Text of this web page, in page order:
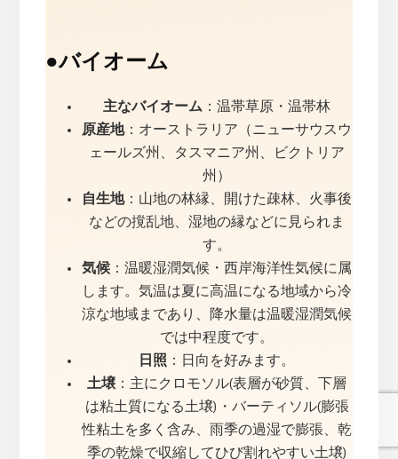
●バイオーム
主なバイオーム ：温帯草原・温帯林
原産地：オーストラリア（ニューサウスウ
ェールズ州、タスマニア州、ビクトリア
州）
自生地：山地の林縁、開けた疎林、火事後
などの撹乱地、湿地の縁などに見られま
す。
気候 ：温暖湿潤気候・西岸海洋性気候に属
します。気温は夏に高温になる地域から冷
涼な地域まであり、降水量は温暖湿潤気候
では中程度です。
日照 ：日向を好みます。
土壌 ：主にクロモソル(表層が砂質、下層
は粘土質になる土壌)・バーティソル(膨張
性粘土を多く含み、雨季の過湿で膨張、乾
季の乾燥で収縮してひび割れやすい土壌)